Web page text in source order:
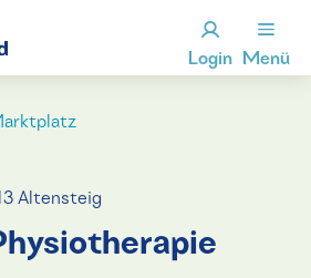
Login Menü
Altensteig